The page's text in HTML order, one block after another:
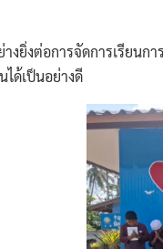
ยิ่งต่อการจัดการเรียนก
ด้เป็นอย่างดี